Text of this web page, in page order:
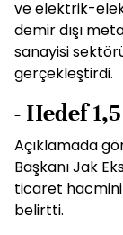
ve elektrik-
demir dışı
sanayisi
gerçekleştirdi.
- Hedef
Açıklamada
Başkanı Jak
ticaret
belirtti.